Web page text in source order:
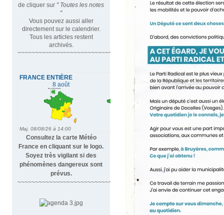
de cliquer sur " Toutes les notes
"
Vous pouvez aussi aller
directement sur le calendrier.
Tous les articles restent
archivés.
~~~~~~~~~~~~~~~~~~~~~~~~~~~~~~~~~
Consultez la carte Météo
France en cliquant sur le logo.
Soyez très vigilant si des
phénomènes dangereux sont
prévus.
~~~~~~~~~~~~~~~~~~~~~~~~~~~~